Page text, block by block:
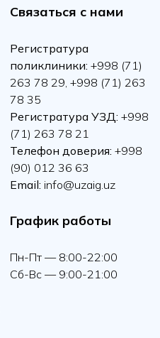
Связаться с нами
Регистратура
поликлиники: +998 (71)
263 78 29, +998 (71) 263
78 35
Регистратура УЗД: +998
(71) 263 78 21
Телефон доверия: +998
(90) 012 36 63
Email: info@uzaig.uz
График работы
Пн-Пт — 8:00-22:00
Сб-Вс — 9:00-21:00